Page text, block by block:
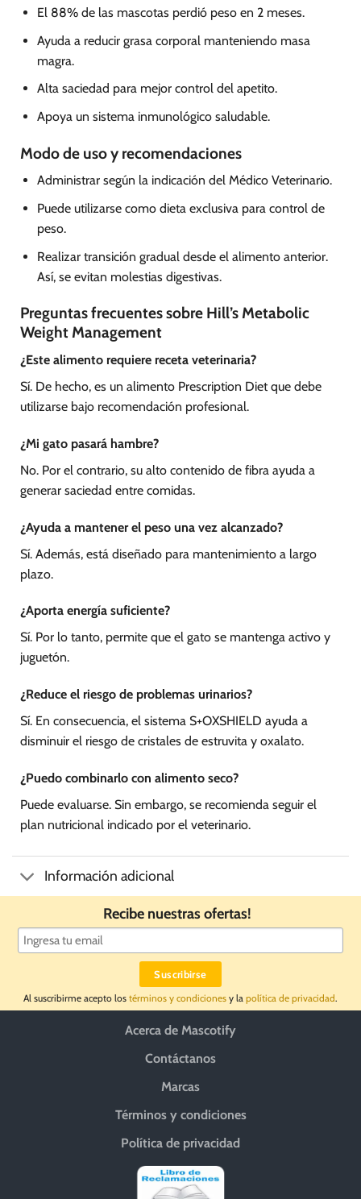
El 88% de las mascotas perdió peso en 2 meses.
Ayuda a reducir grasa corporal manteniendo masa
magra.
Alta saciedad para mejor control del apetito.
Apoya un sistema inmunológico saludable.
Modo de uso y recomendaciones
Administrar según la indicación del Médico Veterinario.
Puede utilizarse como dieta exclusiva para control de
peso.
Realizar transición gradual desde el alimento anterior.
Así, se evitan molestias digestivas.
Preguntas frecuentes sobre Hill’s Metabolic
Weight Management
¿Este alimento requiere receta veterinaria?
Sí. De hecho, es un alimento Prescription Diet que debe
utilizarse bajo recomendación profesional.
¿Mi gato pasará hambre?
No. Por el contrario, su alto contenido de fibra ayuda a
generar saciedad entre comidas.
¿Ayuda a mantener el peso una vez alcanzado?
Sí. Además, está diseñado para mantenimiento a largo
plazo.
¿Aporta energía suficiente?
Sí. Por lo tanto, permite que el gato se mantenga activo y
juguetón.
¿Reduce el riesgo de problemas urinarios?
Sí. En consecuencia, el sistema S+OXSHIELD ayuda a
disminuir el riesgo de cristales de estruvita y oxalato.
¿Puedo combinarlo con alimento seco?
Puede evaluarse. Sin embargo, se recomienda seguir el
plan nutricional indicado por el veterinario.
Información adicional
Recibe nuestras ofertas!
Al suscribirme acepto los términos y condiciones y la política de privacidad.
Acerca de Mascotify
Contáctanos
Marcas
Términos y condiciones
Política de privacidad